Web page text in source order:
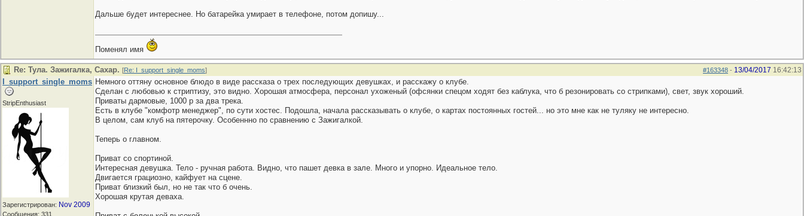
Дальше будет интереснее. Но батарейка умирает в телефоне, потом допишу...
Поменял имя
#163348 - 13/04/2017 16:42:13
Re: Тула. Зажигалка, Сахар. [Re: I_support_single_moms]
I_support_single_moms
StripEnthusiast
Зарегистрирован: Nov 2009
Сообщения: 331
Немного оттяну основное блюдо в виде рассказа о трех последующих девушках, и расскажу о клубе.
Сделан с любовью к стриптизу, это видно. Хорошая атмосфера, персонал ухоженый (офсянки спецом ходят без каблука, что б резонировать со стрипками), свет, звук хороший.
Приваты дармовые, 1000 р за два трека.
Есть в клубе "комфотр менеджер", по сути хостес. Подошла, начала рассказывать о клубе, о картах постоянных гостей... но это мне как не туляку не интересно.
В целом, сам клуб на пятерочку. Особеннно по сравнению с Зажигалкой.
Теперь о главном.
Приват со спортиной.
Интересная девушка. Тело - ручная работа. Видно, что пашет девка в зале. Много и упорно. Идеальное тело.
Двигается грациозно, кайфует на сцене.
Приват близкий был, но не так что б очень.
Хорошая крутая деваха.